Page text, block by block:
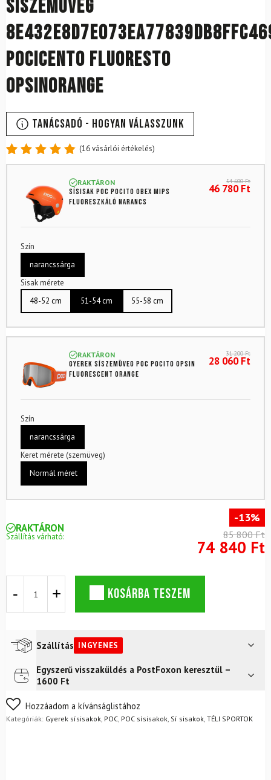
síszemüveg
Pocicento Fluoresto
Opsin0range
Tanácsadó - Hogyan válasszunk
Értékelés
5-ből,
16
értékelés
alapján
(16vásárlói értékelés)
RAKTÁRON
Sísisak POC Pocito Obex Mips
fluoreszkáló narancs
54 600Ft
46 780Ft
Szín
narancssárga
Sisak mérete
48-52 cm
51-54 cm 55-58 cm
RAKTÁRON
Gyerek síszemüveg POC POCito Opsin
Fluorescent Orange
31 200Ft
28 060Ft
Szín
narancssárga
Keret mérete (szemüveg)
Normál méret
RAKTÁRON
Szállítás várható:
-13%
85 800 Ft
74 840 Ft
POC
és
síszemüveg
8e432e8d7e073ea77839db8ffc46982058
Pocicento
Opsin0range
mennyiség
KOSÁRBA TESZEM
Szállítás INGYENES
Futár a címreIngyenes
FoxPost
Egyszerű visszaküldés a PostFoxon keresztül –
1600 Ft
Nem biztos a választásában? Semmi gond – a terméket
egyszerűen visszaküldheti 14 napon belül, indoklás nélkül.
Hozzáadom a kívánságlistához
Kategóriák: Gyerek sísisakok, POC, POC sísisakok, Sí sisakok, TÉLI SPORTOK